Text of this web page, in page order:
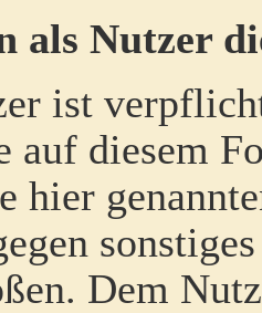
als Nutzer
ist
auf diesem
hier
Dem